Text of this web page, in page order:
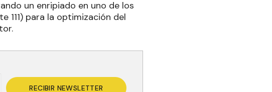
un enripiado en uno de los
111) para la optimización del
RECIBIR NEWSLETTER